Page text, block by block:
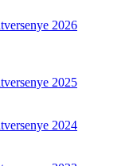
2026
2025
2024